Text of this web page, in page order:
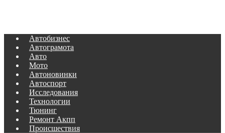
Автобизнес
Автограмота
Авто
Мото
Автоновинки
Автоспорт
Исследования
Технологии
Тюнинг
Ремонт Акпп
Происшествия